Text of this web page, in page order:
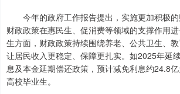
今年的政府工作报告提出，实施更加积极的
财政政策在惠民生、促消费等领域的支撑作用
生方面，财政政策持续围绕养老、公共卫生、教
让居民收入更稳定、保障更扎实。如2025年延
息及本金延期偿还政策，预计减免利息约24.8
高校毕业生。